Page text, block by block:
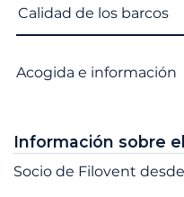
Nombre del criterio
Calidad de los barcos
Acogida e información
Información sobre
Socio de Filovent desde